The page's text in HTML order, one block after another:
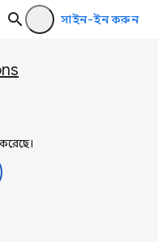
সাইন-ইন করুন